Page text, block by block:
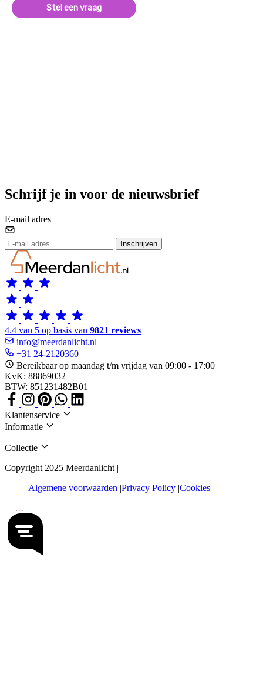
Stel een vraag
Schrijf je in voor de nieuwsbrief
E-mail adres
Inschrijven
4.4 van 5 op basis van 9821 reviews
info@meerdanlicht.nl
+31 24-2120360
Bereikbaar op maandag t/m vrijdag van 09:00 - 17:00
KvK: 88869032
BTW: 851231482B01
Klantenservice
Informatie
Collectie
Copyright 2025 Meerdanlicht |
Algemene voorwaarden Privacy Policy Cookies